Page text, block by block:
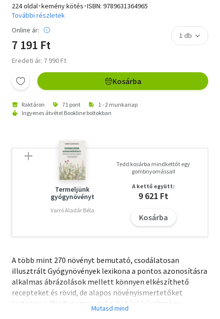
224 oldal･kemény kötés･ISBN: 9789631364965
További részletek
Online ár:
7 191 Ft
Eredeti ár: 7 990 Ft
Kosárba
Raktáron 71 pont
1 - 2 munkanap
Ingyenes átvétel Bookline boltokban
Termeljünk
gyógynövényt
Varró Aladár Béla
Tedd kosárba mindkettőt egy
gombnyomással!
A kettő együtt:
9 621 Ft
Kosárba
A több mint 270 növényt bemutató, csodálatosan
illusztrált Gyógynövények lexikona a pontos azonosításra
alkalmas ábrázolások mellett könnyen elkészíthető
recepteket és rövid, de alapos növényismertetőket
tartalmaz. Minden egyes gyógyhatású készítmény